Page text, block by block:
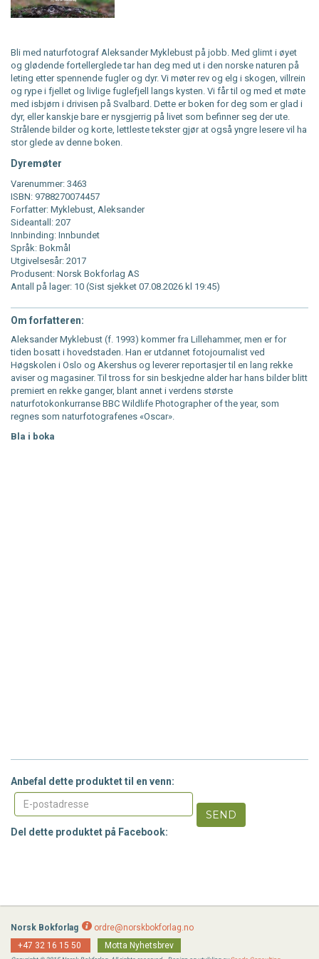
Bli med naturfotograf Aleksander Myklebust på jobb. Med glimt i øyet
og glødende fortellerglede tar han deg med ut i den norske naturen på
leting etter spennende fugler og dyr. Vi møter rev og elg i skogen, villrein
og rype i fjellet og livlige fuglefjell langs kysten. Vi får til og med et møte
med isbjørn i drivisen på Svalbard. Dette er boken for deg som er glad i
dyr, eller kanskje bare er nysgjerrig på livet som befinner seg der ute.
Strålende bilder og korte, lettleste tekster gjør at også yngre lesere vil ha
stor glede av denne boken.
Dyremøter
Varenummer: 3463
ISBN: 9788270074457
Forfatter: Myklebust, Aleksander
Sideantall: 207
Innbinding: Innbundet
Språk: Bokmål
Utgivelsesår: 2017
Produsent: Norsk Bokforlag AS
Antall på lager: 10 (Sist sjekket 07.08.2026 kl 19:45)
Om forfatteren:
Aleksander Myklebust (f. 1993) kommer fra Lillehammer, men er for
tiden bosatt i hovedstaden. Han er utdannet fotojournalist ved
Høgskolen i Oslo og Akershus og leverer reportasjer til en lang rekke
aviser og magasiner. Til tross for sin beskjedne alder har hans bilder blitt
premiert en rekke ganger, blant annet i verdens største
naturfotokonkurranse BBC Wildlife Photographer of the year, som
regnes som naturfotografenes «Oscar».
Bla i boka
Anbefal dette produktet til en venn:
SEND
Del dette produktet på Facebook:
Norsk Bokforlag
ordre@norskbokforlag.no
+47 32 16 15 50
Motta Nyhetsbrev